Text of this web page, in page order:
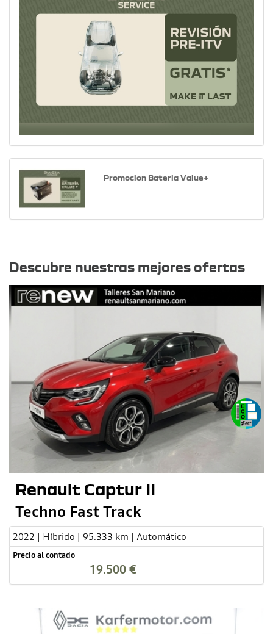
Promocion Bateria Value+
Descubre nuestras mejores ofertas
Renault Captur II
Techno Fast Track
2022 | Híbrido | 95.333 km | Automático
Precio al contado
19.500 €